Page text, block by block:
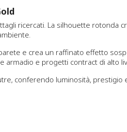
ricercati. La silhouette rotonda
e crea un raffinato effetto
armadio e progetti contract di alto
conferendo luminosità, prestigio